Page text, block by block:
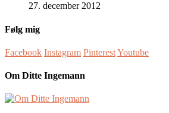
27. december 2012
Følg mig
Facebook Instagram PinterestYoutube
Om Ditte Ingemann